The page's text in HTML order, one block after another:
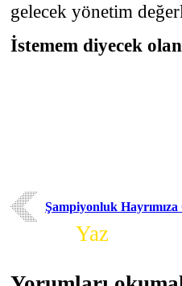
gelecek yönetim
İstemem diyecek
Şampiyonluk
Yaz